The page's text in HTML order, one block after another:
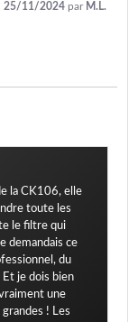
25/11/2024 par M.L.
la CK106, elle
toute les
le filtre qui
demandais ce
du
je dois bien
une
! Les